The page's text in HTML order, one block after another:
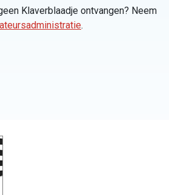
Klaverblaadje ontvangen? Neem
.